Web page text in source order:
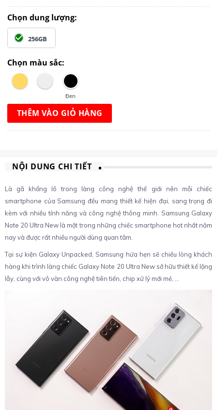
Chọn dung lượng:
256GB
Chọn màu sắc:
Đen
THÊM VÀO GIỎ HÀNG
NỘI DUNG CHI TIẾT
Là gã khổng lồ trong làng công nghệ thế giới nên mỗi chiếc
smartphone của Samsung đều mang thiết kế hiện đại, sang trọng đi
kèm với nhiều tính năng và công nghệ thông minh. Samsung Galaxy
Note 20 Ultra New là một trong những chiếc smartphone hot nhất năm
nay và được rất nhiều người dùng quan tâm.
Tại sự kiện Galaxy Unpacked, Samsung hứa hẹn sẽ chiều lòng khách
hàng khi trình làng chiếc Galaxy Note 20 Ultra New sở hữu thiết kế lộng
lẫy, cùng với vô vàn công nghệ tiên tiến, chip xử lý mới mẻ, …